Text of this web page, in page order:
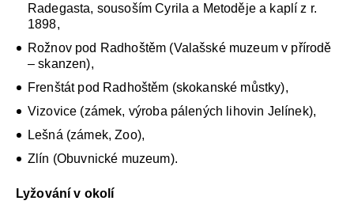
Radegasta, sousoším Cyrila a Metoděje a kaplí z r.
1898,
Rožnov pod Radhoštěm (Valašské muzeum v přírodě
– skanzen),
Frenštát pod Radhoštěm (skokanské můstky),
Vizovice (zámek, výroba pálených lihovin Jelínek),
Lešná (zámek, Zoo),
Zlín (Obuvnické muzeum).
Lyžování v okolí